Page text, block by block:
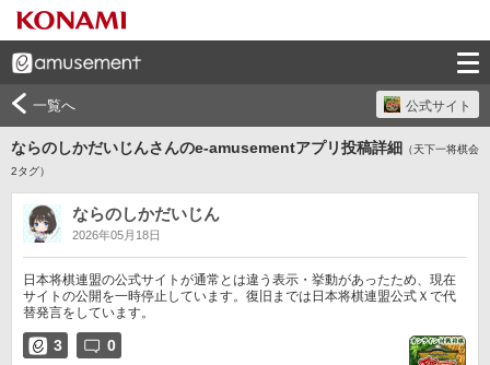
一覧へ 公式サイト
ならのしかだいじんさんのe-amusementアプリ投稿詳細 （天下一将棋会
2タグ）
ならのしかだいじん
2026年05月18日
日本将棋連盟の公式サイトが通常とは違う表示・挙動があったため、現在
サイトの公開を一時停止しています。復旧までは日本将棋連盟公式Ｘで代
替発言をしています。
3 0